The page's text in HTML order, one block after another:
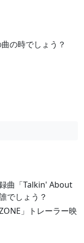
の時でしょう？
曲「Talkin' About
でしょう？